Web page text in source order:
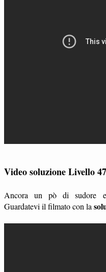
Video soluzione Livello
Ancora un pò di sudore e
Guardatevi il filmato con la